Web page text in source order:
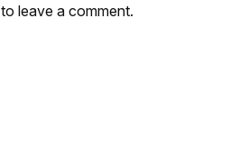
to leave a comment.